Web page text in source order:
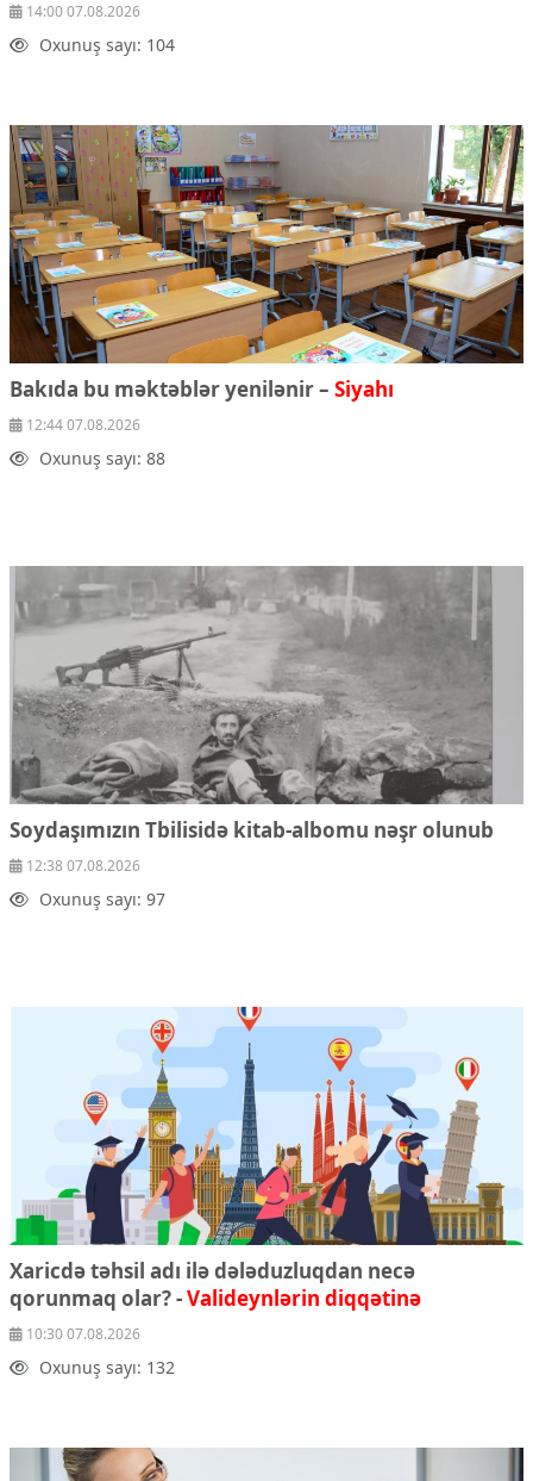
14:00 07.08.2026
Oxunuş sayı: 104
Bakıda bu məktəblər yenilənir – Siyahı
12:44 07.08.2026
Oxunuş sayı: 88
Soydaşımızın Tbilisidə kitab-albomu nəşr olunub
12:38 07.08.2026
Oxunuş sayı: 97
Xaricdə təhsil adı ilə dələduzluqdan necə
qorunmaq olar? -Valideynlərin diqqətinə
10:30 07.08.2026
Oxunuş sayı: 132